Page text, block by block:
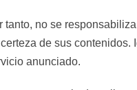
tanto, no se
de sus
anunciado.